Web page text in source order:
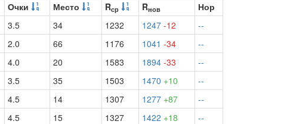
Очки Место Rср Rнов
Нор
3.5 34 1232 1247 -12
--
2.0 66 1176 1041 -34
--
4.0 20 1583 1894 -33
--
3.5 35 1503 1470 +10
--
4.5 14 1307 1277 +87
--
4.5 15 1327 1422 +18
--